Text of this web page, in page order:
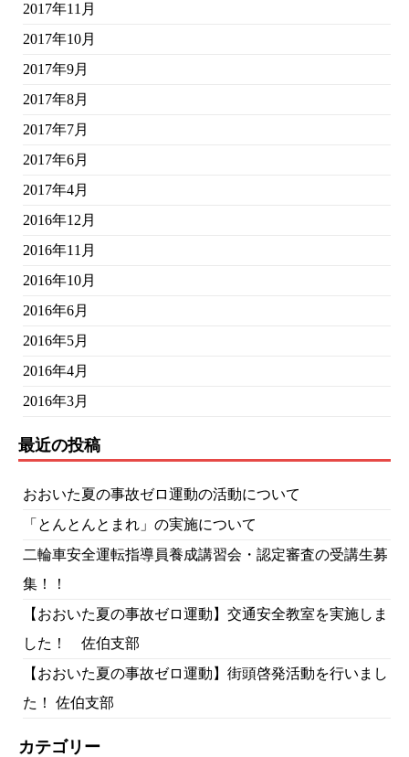
2017年11月
2017年10月
2017年9月
2017年8月
2017年7月
2017年6月
2017年4月
2016年12月
2016年11月
2016年10月
2016年6月
2016年5月
2016年4月
2016年3月
最近の投稿
おおいた夏の事故ゼロ運動の活動について
「とんとんとまれ」の実施について
二輪車安全運転指導員養成講習会・認定審査の受講生募
集！！
【おおいた夏の事故ゼロ運動】交通安全教室を実施しま
した！ 佐伯支部
【おおいた夏の事故ゼロ運動】街頭啓発活動を行いまし
た！ 佐伯支部
カテゴリー